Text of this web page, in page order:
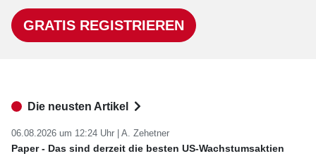
GRATIS REGISTRIEREN
Die neusten Artikel
06.08.2026 um 12:24 Uhr | A. Zehetner
Paper - Das sind derzeit die besten US-Wachstumsaktien